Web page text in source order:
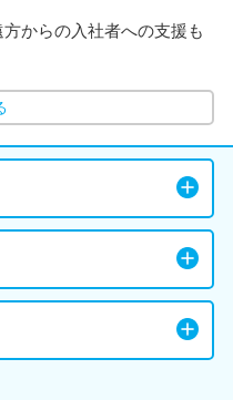
からの入社者への支援も